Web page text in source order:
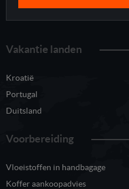
Vakantie landen
Kroatië
Portugal
Duitsland
Voorbereiding
Vloeistoffen in handbagage
Koffer aankoopadvies